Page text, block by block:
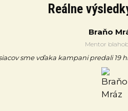
Reálne
Braňo
Mentor
sme vďaka kampani predali 19